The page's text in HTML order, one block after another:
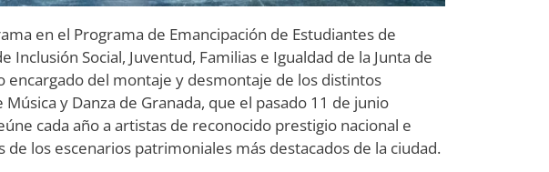
en el Programa de Emancipación de Estudiantes de
Inclusión Social, Juventud, Familias e Igualdad de la Junta de
del montaje y desmontaje de los distintos
y Danza de Granada, que el pasado 11 de junio
cada año a artistas de reconocido prestigio nacional e
los escenarios patrimoniales más destacados de la ciudad.